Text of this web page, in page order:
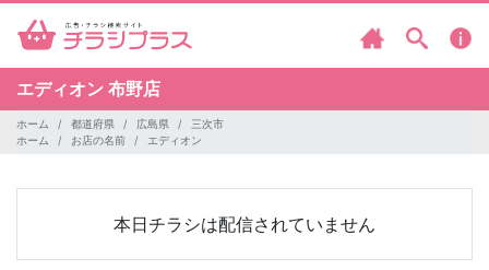
エディオン 布野店
ホーム 都道府県 広島県
三次市
ホーム
お店の名前 エディオン
本日チラシは配信されていません